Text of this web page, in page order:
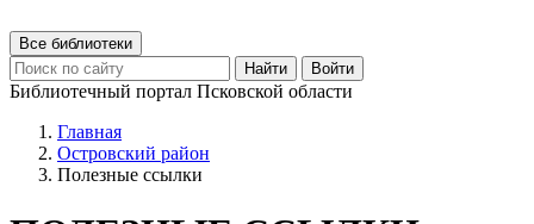
Все библиотеки
Найти
Войти
Библиотечный портал Псковской области
Главная
Островский район
Полезные ссылки